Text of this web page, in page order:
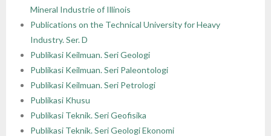
Mineral Industrie of Illinois
Publications on the Technical University for Heavy
Industry. Ser. D
Publikasi Keilmuan. Seri Geologi
Publikasi Keilmuan. Seri Paleontologi
Publikasi Keilmuan. Seri Petrologi
Publikasi Khusu
Publikasi Teknik. Seri Geofisika
Publikasi Teknik. Seri Geologi Ekonomi